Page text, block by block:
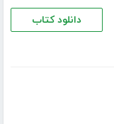
دانلود کتاب